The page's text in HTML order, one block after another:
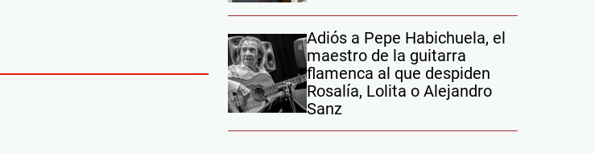
Adiós a Pepe Habichuela, el
maestro de la guitarra
flamenca al que despiden
Rosalía, Lolita o Alejandro
Sanz